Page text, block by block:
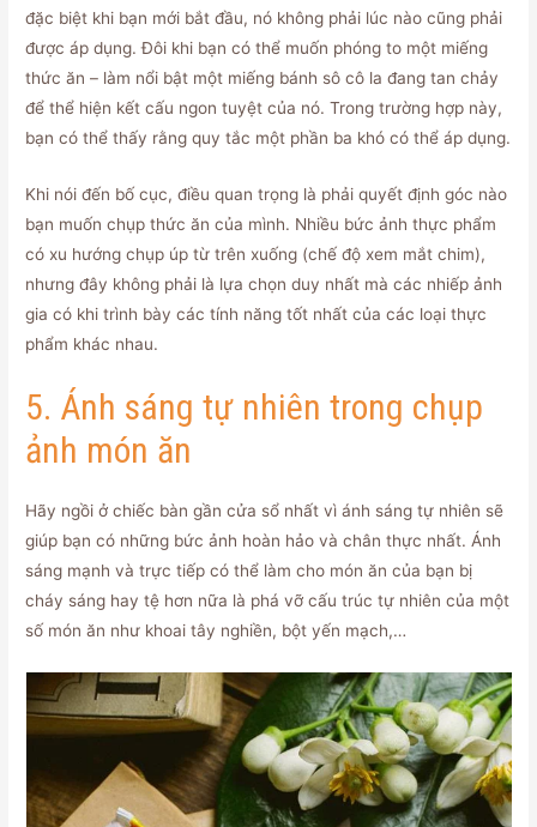
đặc biệt khi bạn mới bắt đầu, nó không phải lúc nào cũng phải
được áp dụng. Đôi khi bạn có thể muốn phóng to một miếng
thức ăn – làm nổi bật một miếng bánh sô cô la đang tan chảy
để thể hiện kết cấu ngon tuyệt của nó. Trong trường hợp này,
bạn có thể thấy rằng quy tắc một phần ba khó có thể áp dụng.
Khi nói đến bố cục, điều quan trọng là phải quyết định góc nào
bạn muốn chụp thức ăn của mình. Nhiều bức ảnh thực phẩm
có xu hướng chụp úp từ trên xuống (chế độ xem mắt chim),
nhưng đây không phải là lựa chọn duy nhất mà các nhiếp ảnh
gia có khi trình bày các tính năng tốt nhất của các loại thực
phẩm khác nhau.
5. Ánh sáng tự nhiên trong chụp
ảnh món ăn
Hãy ngồi ở chiếc bàn gần cửa sổ nhất vì ánh sáng tự nhiên sẽ
giúp bạn có những bức ảnh hoàn hảo và chân thực nhất. Ánh
sáng mạnh và trực tiếp có thể làm cho món ăn của bạn bị
cháy sáng hay tệ hơn nữa là phá vỡ cấu trúc tự nhiên của một
số món ăn như khoai tây nghiền, bột yến mạch,…